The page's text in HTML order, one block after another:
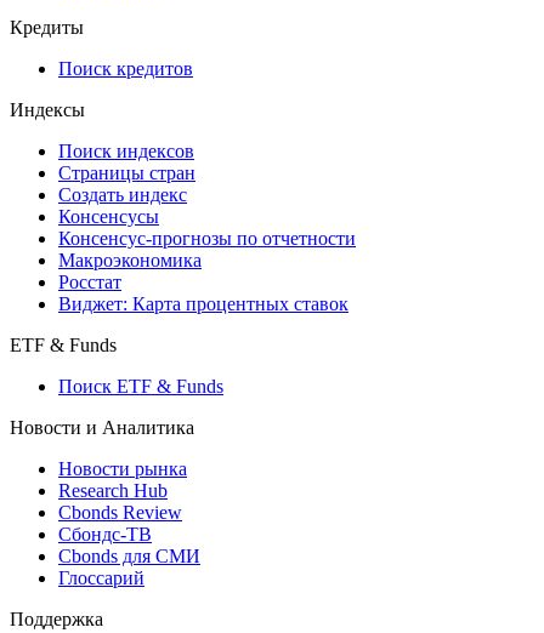
Кредиты
Поиск кредитов
Индексы
Поиск индексов
Страницы стран
Создать индекс
Консенсусы
Консенсус-прогнозы по отчетности
Макроэкономика
Росстат
Виджет: Карта процентных ставок
ETF & Funds
Поиск ETF & Funds
Новости и Аналитика
Новости рынка
Research Hub
Cbonds Review
Сбондс-ТВ
Cbonds для СМИ
Глоссарий
Поддержка